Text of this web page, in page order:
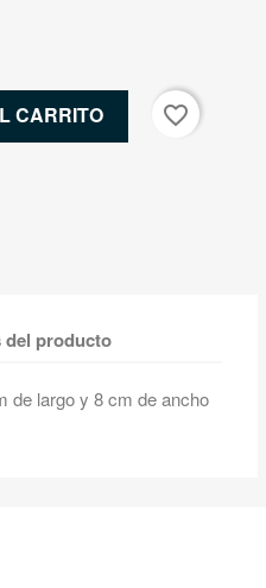
CARRITO favorite_border
del producto
de largo y 8 cm de ancho